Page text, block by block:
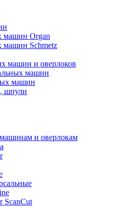
машин Organ
Schmetz
машин и оверлоков
машин
машин
шпули
и оверлокам
ScanCut